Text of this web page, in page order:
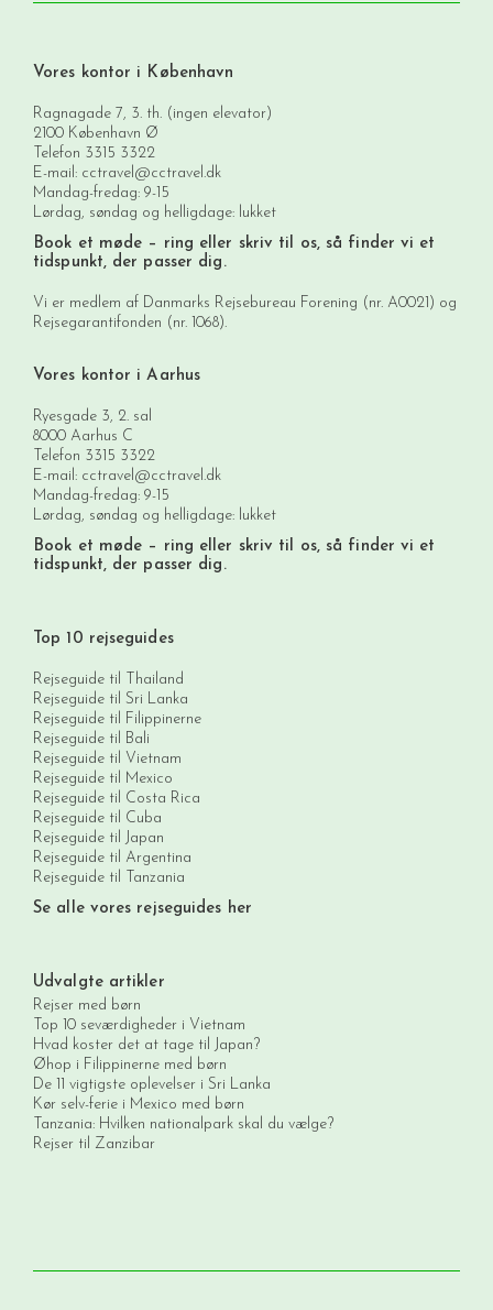
Vores kontor i København
Ragnagade 7, 3. th. (ingen elevator)
2100 København Ø
Telefon 3315 3322
E-mail: cctravel@cctravel.dk
Mandag-fredag: 9-15
Lørdag, søndag og helligdage: lukket
Book et møde – ring eller skriv til os, så finder vi et
tidspunkt, der passer dig.
Vi er medlem af Danmarks Rejsebureau Forening (nr. A0021) og
Rejsegarantifonden (nr. 1068).
Vores kontor i Aarhus
Ryesgade 3, 2. sal
8000 Aarhus C
Telefon 3315 3322
E-mail: cctravel@cctravel.dk
Mandag-fredag: 9-15
Lørdag, søndag og helligdage: lukket
Book et møde – ring eller skriv til os, så finder vi et
tidspunkt, der passer dig.
Top 10 rejseguides
Rejseguide til Thailand
Rejseguide til Sri Lanka
Rejseguide til Filippinerne
Rejseguide til Bali
Rejseguide til Vietnam
Rejseguide til Mexico
Rejseguide til Costa Rica
Rejseguide til Cuba
Rejseguide til Japan
Rejseguide til Argentina
Rejseguide til Tanzania
Se alle vores rejseguides her
Udvalgte artikler
Rejser med børn
Top 10 seværdigheder i Vietnam
Hvad koster det at tage til Japan?
Øhop i Filippinerne med børn
De 11 vigtigste oplevelser i Sri Lanka
Kør selv-ferie i Mexico med børn
Tanzania: Hvilken nationalpark skal du vælge?
Rejser til Zanzibar